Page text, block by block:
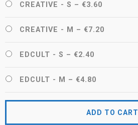
CREATIVE - S – €3.60
CREATIVE - M – €7.20
EDCULT - S – €2.40
EDCULT - M – €4.80
ADD TO CART